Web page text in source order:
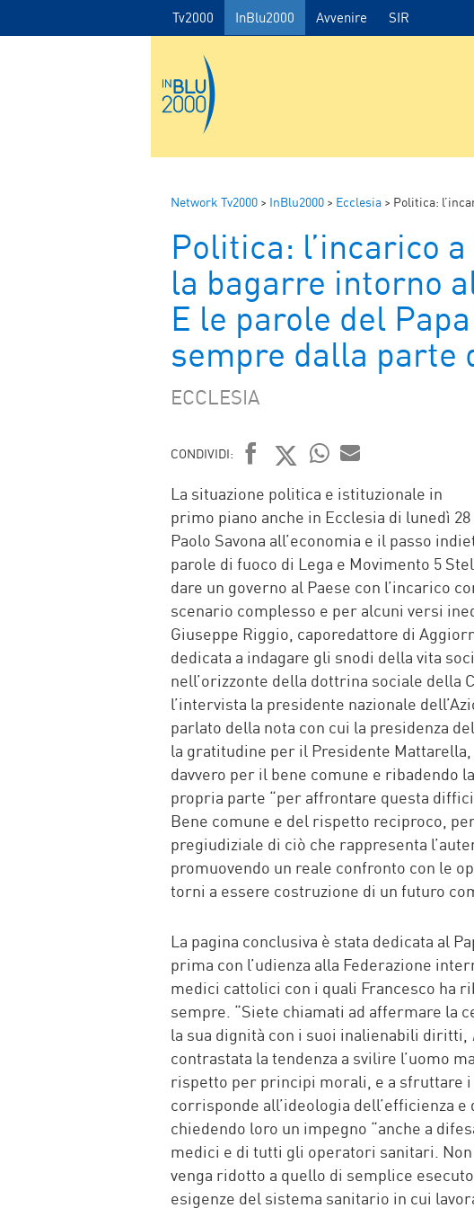
Tv2000 InBlu2000 Avvenire SIR
Network Tv2000 > InBlu2000 > Ecclesia > Politica: l’incarico a Carlo
Politica: l’incarico
la bagarre intorno
E le parole del
sempre dalla parte
ECCLESIA
CONDIVIDI:
FACEBOOK
TWITTER
WHATSAPP
MAIL
La situazione politica e istituzionale in
primo piano anche in Ecclesia di lunedì
Paolo Savona all’economia e il passo
parole di fuoco di Lega e Movimento 5
dare un governo al Paese con l’incarico
scenario complesso e per alcuni versi
Giuseppe Riggio, caporedattore di
dedicata a indagare gli snodi della vita
nell’orizzonte della dottrina sociale della
l’intervista la presidente nazionale
parlato della nota con cui la presidenza
la gratitudine per il Presidente
davvero per il bene comune e ribadendo
propria parte “per affrontare questa
Bene comune e del rispetto reciproco,
pregiudiziale di ciò che rappresenta
promuovendo un reale confronto con le
torni a essere costruzione di un futuro
La pagina conclusiva è stata dedicata al
prima con l’udienza alla Federazione
medici cattolici con i quali Francesco ha
sempre. “Siete chiamati ad affermare la
la sua dignità con i suoi inalienabili diritti,
contrastata la tendenza a svilire l’uomo
rispetto per principi morali, e a sfruttare
corrisponde all’ideologia dell’efficienza
chiedendo loro un impegno “anche a
medici e di tutti gli operatori sanitari.
venga ridotto a quello di semplice
esigenze del sistema sanitario in cui